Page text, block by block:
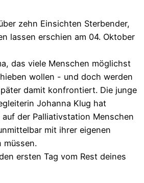
zehn Einsichten Sterbender,
lassen erschien am 04. Oktober
das viele Menschen möglichst
wollen - und doch werden
damit konfrontiert. Die junge
Johanna Klug hat
der Palliativstation Menschen
mit ihrer eigenen
müssen.